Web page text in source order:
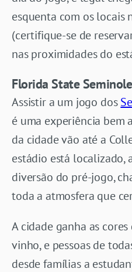
esquenta com os locais
(certifique-se de
nas proximidades do
Florida State
Assistir a um jogo dos
é uma experiência bem
da cidade vão até a
estádio está localizado,
diversão do pré-jogo,
toda a atmosfera que
A cidade ganha as
vinho, e pessoas de
desde famílias a